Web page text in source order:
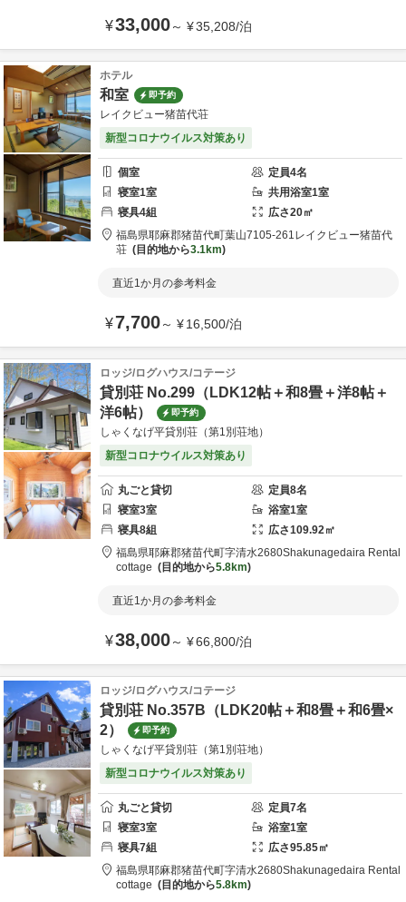
¥33,000～ ¥35,208/泊
ホテル
和室 即予約
レイクビュー猪苗代荘
新型コロナウイルス対策あり
個室 定員4名
寝室1室 共用浴室1室
寝具4組 広さ20㎡
福島県耶麻郡猪苗代町葉山7105-261レイクビュー猪苗代
荘
目的地から3.1km
直近1か月の参考料金
¥7,700～ ¥16,500/泊
ロッジ/ログハウス/コテージ
貸別荘 No.299（LDK12帖＋和8畳＋洋8帖＋
洋6帖）
即予約
しゃくなげ平貸別荘（第1別荘地）
新型コロナウイルス対策あり
丸ごと貸切 定員8名
寝室3室 浴室1室
寝具8組 広さ109.92㎡
福島県耶麻郡猪苗代町字清水2680Shakunagedaira Rental
cottage
目的地から5.8km
直近1か月の参考料金
¥38,000～ ¥66,800/泊
ロッジ/ログハウス/コテージ
貸別荘 No.357B（LDK20帖＋和8畳＋和6畳×
2）
即予約
しゃくなげ平貸別荘（第1別荘地）
新型コロナウイルス対策あり
丸ごと貸切 定員7名
寝室3室 浴室1室
寝具7組 広さ95.85㎡
福島県耶麻郡猪苗代町字清水2680Shakunagedaira Rental
cottage
目的地から5.8km